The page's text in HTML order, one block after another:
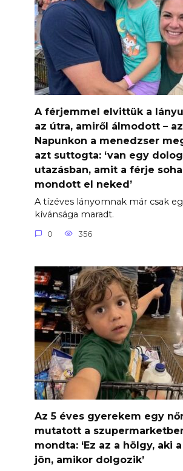
A férjemmel elvittük a
az útra, amiről álmodott –
Napunkon a menedzser
azt suttogta: ‘van egy
utazásban, amit a férje
mondott el neked’
A tízéves lányomnak már csak
kívánsága maradt.
0 356
Az 5 éves gyerekem egy
mutatott a
mondta: ‘Ez az a hölgy, aki
jön, amikor dolgozik’